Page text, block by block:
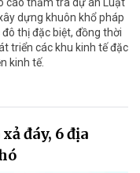
cáo thẩm tra dự án Luật
dựng khuôn khổ pháp
thị đặc biệt, đồng thời
triển các khu kinh tế đặc
kinh tế.
đáy, 6 địa